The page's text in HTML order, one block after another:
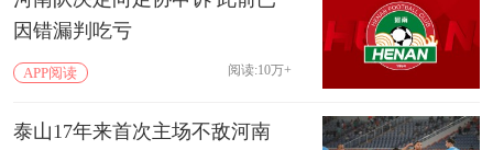
因错漏判吃亏
APP阅读 阅读:10万+
泰山17年来首次主场不敌河南